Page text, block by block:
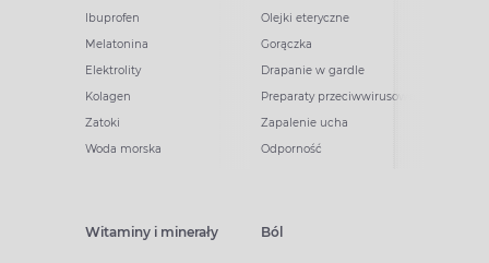
Ibuprofen
Melatonina
Elektrolity
Kolagen
Zatoki
Woda morska
Olejki eteryczne
Gorączka
Drapanie w gardle
Preparaty przeciwwirusowe
Zapalenie ucha
Odporność
Witaminy i minerały Ból